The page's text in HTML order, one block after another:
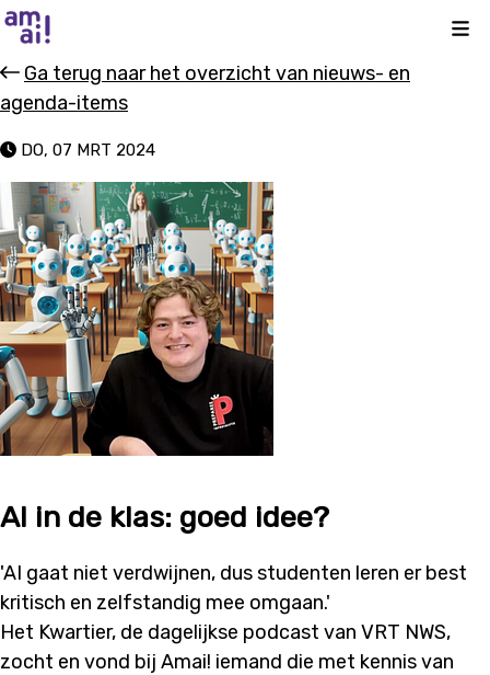
Ga terug naar het overzicht van nieuws- en
agenda-items
DO, 07 MRT 2024
AI in de klas: goed idee?
'AI gaat niet verdwijnen, dus studenten leren er best
kritisch en zelfstandig mee omgaan.'
Het Kwartier, de dagelijkse podcast van VRT NWS,
zocht en vond bij Amai! iemand die met kennis van